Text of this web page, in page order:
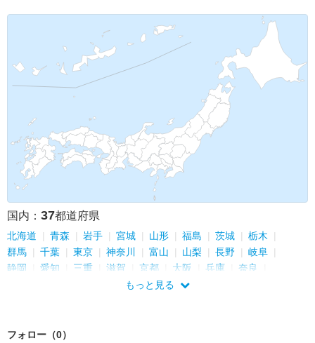
国内： 37都道府県
北海道 青森 岩手 宮城 山形 福島 茨城
栃木
群馬
千葉 東京 神奈川 富山 山梨 長野
岐阜
静岡
愛知 三重 滋賀 京都 大阪 兵庫
奈良
広島 山口 徳島
もっと見る
フォロー（0）